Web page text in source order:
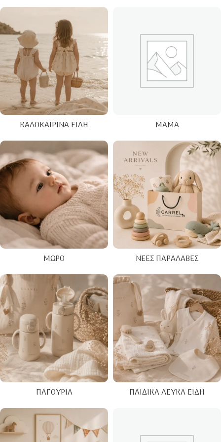
ΚΑΛΟΚΑΙΡΙΝΑ ΕΊΔΗ ΜΑΜΆ
ΜΩΡΌ ΝΈΕΣ ΠΑΡΑΛΑΒΈΣ
ΠΑΓΟΎΡΙΑ ΠΑΙΔΙΚΆ ΛΕΥΚΆ ΕΊΔΗ